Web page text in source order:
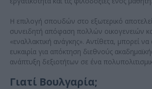
Η επιλογή σπουδών στο εξωτερικό
συνειδητή απόφαση πολλών οικογενειών
«εναλλακτική ανάγκης». Αντίθετα, μπορεί να
ευκαιρία για απόκτηση διεθνούς
ανάπτυξη δεξιοτήτων σε ένα
Γιατί Βουλγαρία;